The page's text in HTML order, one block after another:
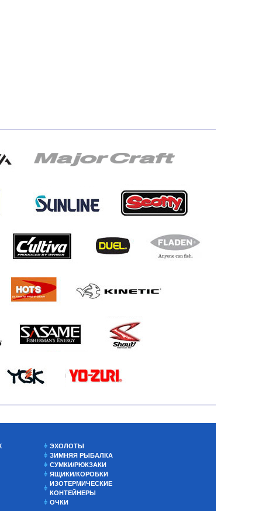
ЭХОЛОТЫ
ЗИМНЯЯ РЫБАЛКА
СУМКИ/РЮКЗАКИ
ЯЩИКИ/КОРОБКИ
ИЗОТЕРМИЧЕСКИЕ
КОНТЕЙНЕРЫ
ОЧКИ